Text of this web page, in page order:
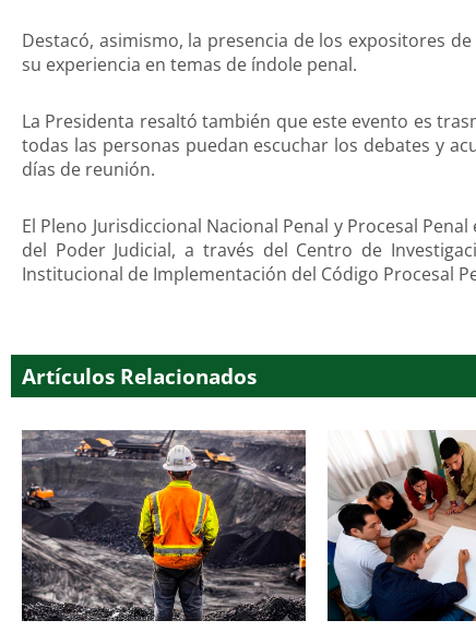
Destacó, asimismo, la presencia de los expositores
su experiencia en temas de índole penal.
La Presidenta resaltó también que este evento es
todas las personas puedan escuchar los debates y
días de reunión.
El Pleno Jurisdiccional Nacional Penal y Procesal
del Poder Judicial, a través del Centro de
Institucional de Implementación del Código Procesal
Artículos Relacionados